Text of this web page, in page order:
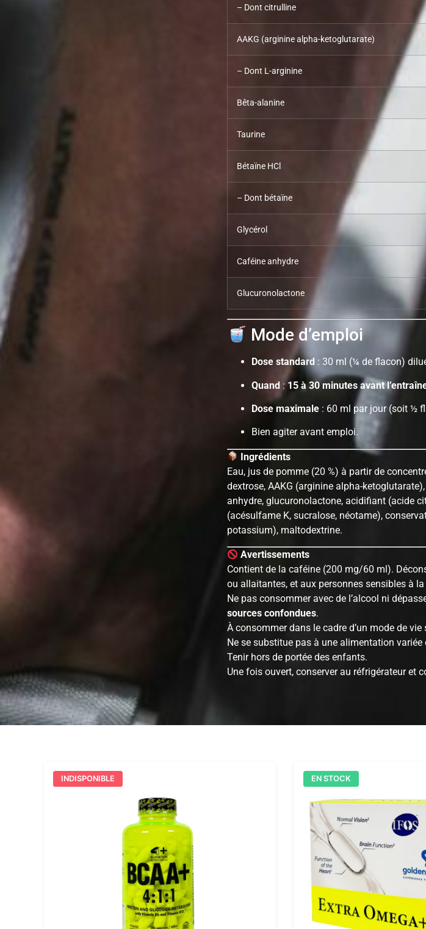
– Dont citrulline
AAKG (arginine alpha-ketoglutarate)
– Dont L-arginine
Bêta-alanine
Taurine
Bétaïne HCl
– Dont bétaïne
Glycérol
Caféine anhydre
Glucuronolactone
Mode d’emploi
Dose standard : 30 ml (¼ de flacon)
Quand :15 à 30 minutes avant
Dose maximale : 60 ml par jour (soit ½
Bien agiter avant emploi.
Ingrédients
Eau, jus de pomme (20 %) à partir de
dextrose, AAKG (arginine alpha-
anhydre, glucuronolactone, acidifiant (acide
(acésulfame K, sucralose, néotame),
potassium), maltodextrine.
Avertissements
Contient de la caféine (200 mg/60 ml).
ou allaitantes, et aux personnes sensibles à
Ne pas consommer avec de l’alcool ni
sources confondues.
À consommer dans le cadre d’un mode de vie
Ne se substitue pas à une alimentation variée
Tenir hors de portée des enfants.
Une fois ouvert, conserver au réfrigérateur et
INDISPONIBLE EN STOCK